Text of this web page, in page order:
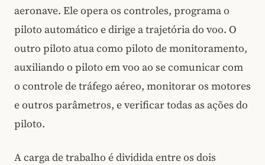
aeronave. Ele opera os controles, programa o
piloto automático e dirige a trajetória do voo. O
outro piloto atua como piloto de monitoramento,
auxiliando o piloto em voo ao se comunicar com
o controle de tráfego aéreo, monitorar os motores
e outros parâmetros, e verificar todas as ações do
piloto.
A carga de trabalho é dividida entre os dois